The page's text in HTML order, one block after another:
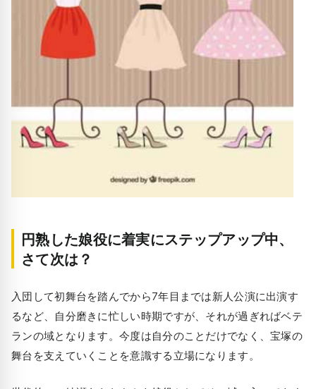
円熟した娘役に着実にステップアップ中、
さて次は？
入団して初舞台を踏んでから7年目までは新人公演に出演す
るなど、自分磨きに忙しい時期ですが、それが過ぎればベテ
ランの域となります。今度は自分のことだけでなく、宝塚の
舞台を支えていくことを意識する立場になります。